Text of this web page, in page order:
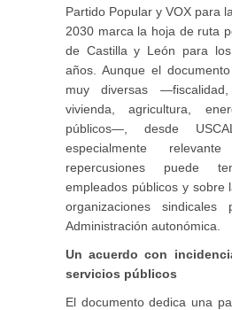
Partido Popular y VOX para
2030 marca la hoja de ruta
de Castilla y León para
años. Aunque el
muy diversas —fiscalidad,
vivienda, agricultura,
públicos—, desde
especialmente
repercusiones puede
empleados públicos y sobre
organizaciones
Administración autonómica.
Un acuerdo con
servicios públicos
El documento dedica una